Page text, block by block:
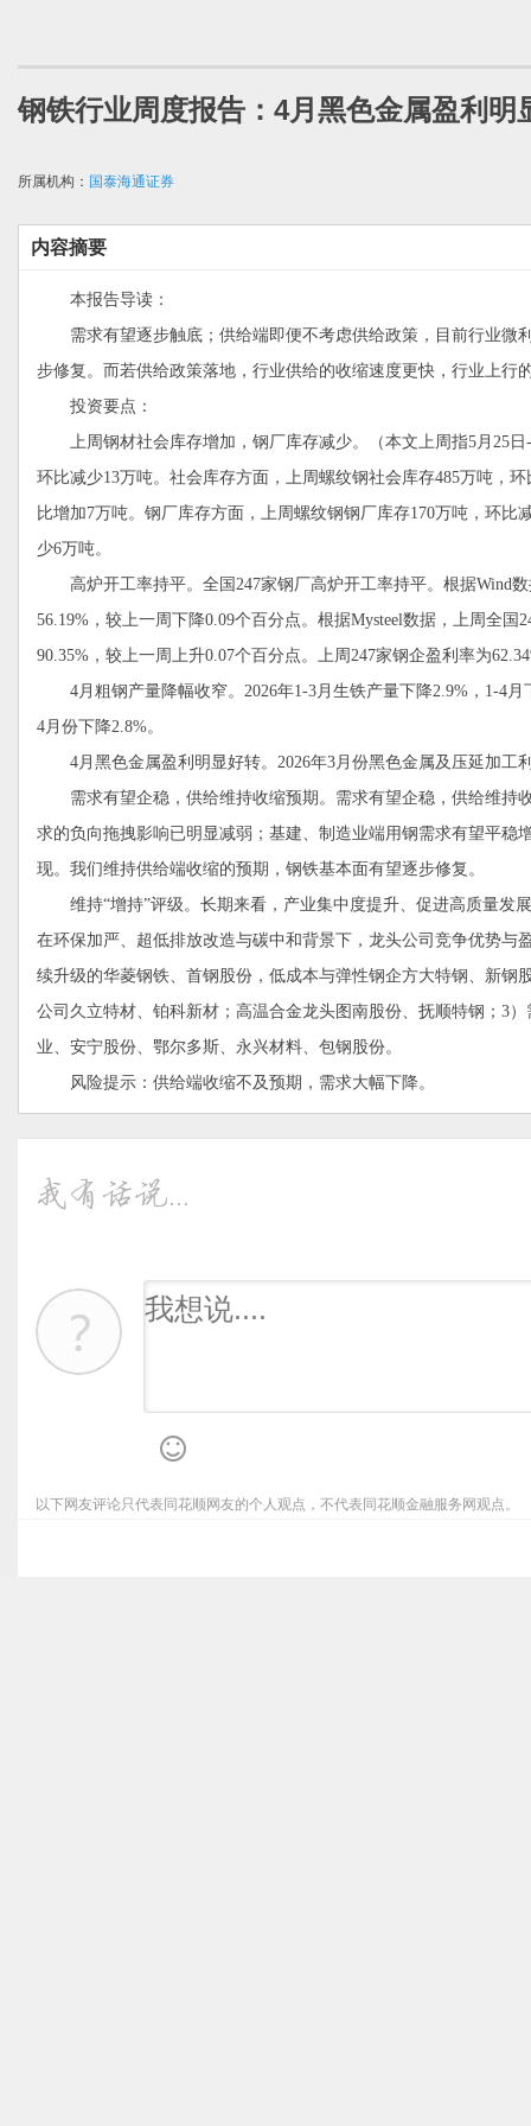
钢铁行业周度报告：4月黑色金属盈利明
所属机构： 国泰海通证券
内容摘要
本报告导读：
需求有望逐步触底；供给端即便不考虑供给政策，目前行业微
步修复。而若供给政策落地，行业供给的收缩速度更快，行业上行
投资要点：
上周钢材社会库存增加，钢厂库存减少。（本文上周指5月25日-
环比减少13万吨。社会库存方面，上周螺纹钢社会库存485万吨，
比增加7万吨。钢厂库存方面，上周螺纹钢钢厂库存170万吨，环
少6万吨。
高炉开工率持平。全国247家钢厂高炉开工率持平。根据Wind数
56.19%，较上一周下降0.09个百分点。根据Mysteel数据，上周全
90.35%，较上一周上升0.07个百分点。上周247家钢企盈利率为
4月粗钢产量降幅收窄。2026年1-3月生铁产量下降2.9%，1-4月
4月份下降2.8%。
4月黑色金属盈利明显好转。2026年3月份黑色金属及压延加工利
需求有望企稳，供给维持收缩预期。需求有望企稳，供给维持
求的负向拖拽影响已明显减弱；基建、制造业端用钢需求有望平
现。我们维持供给端收缩的预期，钢铁基本面有望逐步修复。
维持“增持”评级。长期来看，产业集中度提升、促进高质量发
在环保加严、超低排放改造与碳中和背景下，龙头公司竞争优势
续升级的华菱钢铁、首钢股份，低成本与弹性钢企方大特钢、新
公司久立特材、铂科新材；高温合金龙头图南股份、抚顺特钢；3
业、安宁股份、鄂尔多斯、永兴材料、包钢股份。
风险提示：供给端收缩不及预期，需求大幅下降。
以下网友评论只代表同花顺网友的个人观点，不代表同花顺金融服务网观点。